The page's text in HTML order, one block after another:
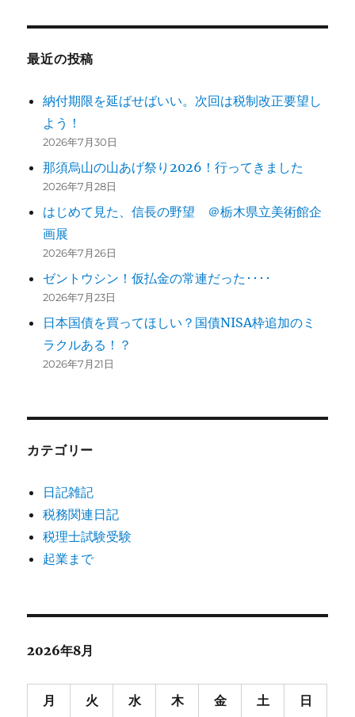
ョ
ン
最近の投稿
納付期限を延ばせばいい。次回は税制改正要望し
よう！
2026年7月30日
那須烏山の山あげ祭り2026！行ってきました
2026年7月28日
はじめて見た、信長の野望 ＠栃木県立美術館企
画展
2026年7月26日
ゼントウシン！仮払金の常連だった････
2026年7月23日
日本国債を買ってほしい？国債NISA枠追加のミ
ラクルある！？
2026年7月21日
カテゴリー
日記雑記
税務関連日記
税理士試験受験
起業まで
2026年8月
月 火 水 木 金 土 日